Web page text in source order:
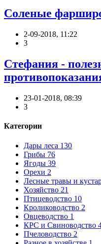
Соленые
2-09-2018, 11:22
3
Стефания -
23-01-2018, 08:39
3
Категории
Дары леса 130
Грибы 76
Ягоды 39
Орехи 2
Лесные травы и
Хозяйство 21
Птицеводство 10
Кролиководство 2
Овцеводство 1
КРС и Свиноводство
Пчеловодство 2